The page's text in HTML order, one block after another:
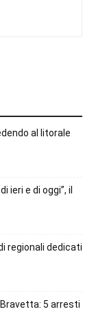
al litorale
ieri e di oggi”, il
regionali dedicati
5 arresti